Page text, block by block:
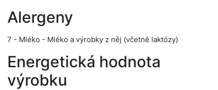
Alergeny
7 - Mléko - Mléko a výrobky z něj (včetně laktózy)
Energetická hodnota
výrobku